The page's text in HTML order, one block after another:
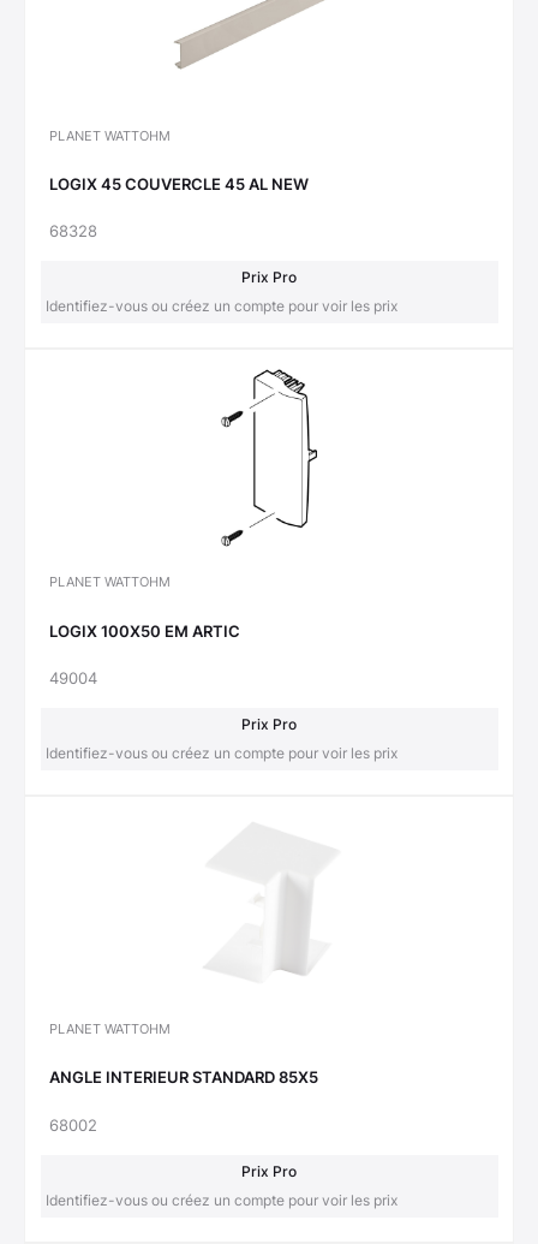
PLANET WATTOHM
LOGIX 45 COUVERCLE 45 AL NEW
68328
Prix Pro
Identifiez-vous ou créez un compte pour voir les prix
PLANET WATTOHM
LOGIX 100X50 EM ARTIC
49004
Prix Pro
Identifiez-vous ou créez un compte pour voir les prix
PLANET WATTOHM
ANGLE INTERIEUR STANDARD 85X5
68002
Prix Pro
Identifiez-vous ou créez un compte pour voir les prix